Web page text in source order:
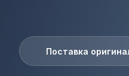
Поставка